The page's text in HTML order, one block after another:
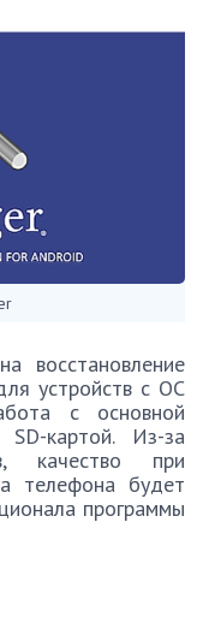
восстановление
устройств с ОС
с основной
картой. Из-за
качество при
телефона будет
программы